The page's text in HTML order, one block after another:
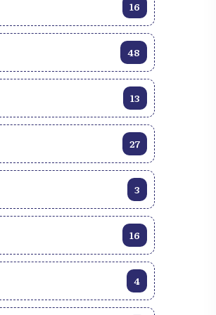
humain est révoltée. Il exalte les
ou la patrie selon son ressenti. Il
la beauté d’une femme irrésistible,
ou mochement resplendissante.
aussi se servir de la désolation
pour donner un sens à la vie.
en littérature comme dans les arts en
ne dépend pas de la conjoncture.
du créateur. Les événements
certains et galvanisent d’autres.
est jouissif. Chacun jouit donc selon
Écrire ouvre la voie au
L’écrivain jette un regard
sur le monde. En s’incrustant dans
il l’enjolive, le rend meilleur ou
selon le message qu’il entend
Tout compte fait, avec lui la vie
figée. Écrire c’est mettre le
à laquelle je prends part aux
du Président Edgard Leblanc Fils."
de travail siègera en tant que
national haïtien au sein de la
des réparations de la
"Haïti rejoint désormais la
au sein de laquelle ce Groupe
siégera en tant que Comité
haïtien," a ajouté Dominique
étape
actif dans les discussions
sur les réparations et les
16
48
13
27
3
16
4